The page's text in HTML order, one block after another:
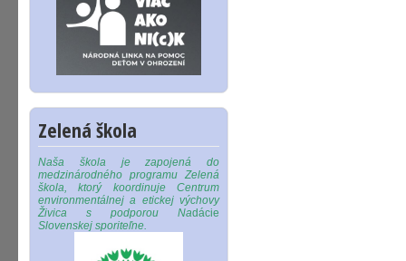
Zelená škola
Naša škola je zapojená do
medzinárodného programu Zelená
škola, ktorý koordinuje Centrum
environmentálnej a etickej výchovy
Živica s podporou Nadácie
Slovenskej sporiteľne.